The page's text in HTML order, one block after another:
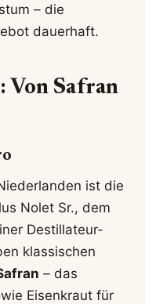
– die
dauerhaft.
Von Safran
ist die
Nolet Sr., dem
Destillateur-
klassischen
– das
Eisenkraut für